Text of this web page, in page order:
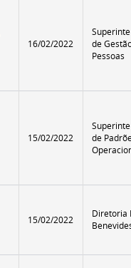
16/02/2022
de
Pessoas
15/02/2022
de
15/02/2022
Diretoria